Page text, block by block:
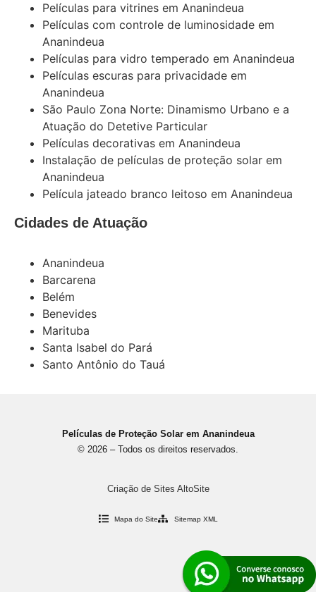
Películas para vitrines em Ananindeua
Películas com controle de luminosidade em
Ananindeua
Películas para vidro temperado em Ananindeua
Películas escuras para privacidade em
Ananindeua
São Paulo Zona Norte: Dinamismo Urbano e a
Atuação do Detetive Particular
Películas decorativas em Ananindeua
Instalação de películas de proteção solar em
Ananindeua
Película jateado branco leitoso em Ananindeua
Cidades de Atuação
Ananindeua
Barcarena
Belém
Benevides
Marituba
Santa Isabel do Pará
Santo Antônio do Tauá
Películas de Proteção Solar em Ananindeua
© 2026 – Todos os direitos reservados.
Criação de Sites AltoSite
Mapa do Site Sitemap XML